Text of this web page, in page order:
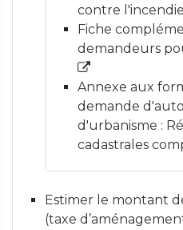
contre
Fiche
demandeurs
Annexe aux
demande
d'urbanisme :
cadastrales
Estimer le montant
(taxe